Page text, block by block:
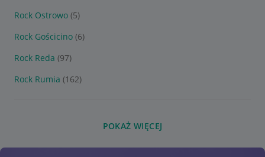
Rock Ostrowo (5)
Rock Gościcino (6)
Rock Reda (97)
Rock Rumia (162)
POKAŻ WIĘCEJ